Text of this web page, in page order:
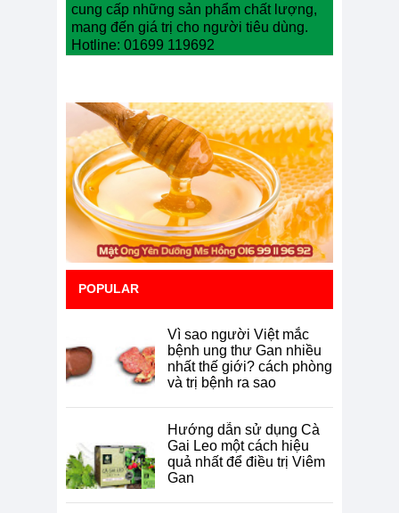
cung cấp những sản phẩm chất lượng,
mang đến giá trị cho người tiêu dùng.
Hotline: 01699 119692
POPULAR
Vì sao người Việt mắc
bệnh ung thư Gan nhiều
nhất thế giới? cách phòng
và trị bệnh ra sao
Hướng dẫn sử dụng Cà
Gai Leo một cách hiệu
quả nhất để điều trị Viêm
Gan